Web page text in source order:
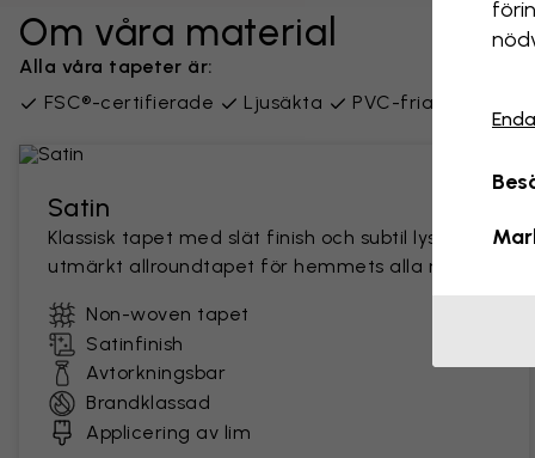
Om våra material
Alla våra tapeter är:
FSC®-certifierade
Ljusäkta PVC-fria
Satin
Klassisk tapet med slät finish och subtil lyster. En
utmärkt allroundtapet för hemmets alla rum.
Non-woven tapet
Satinfinish
Avtorkningsbar
Brandklassad
Applicering av lim